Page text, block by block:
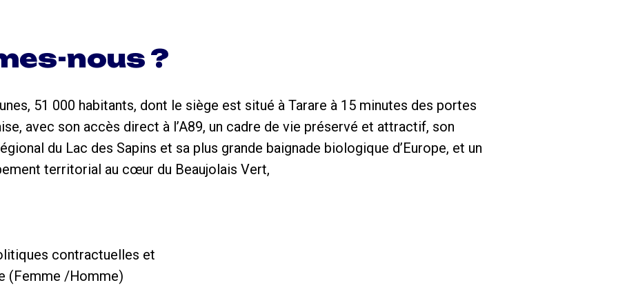
nous ?
51 000 habitants, dont le siège est situé à Tarare à 15 minutes des portes
avec son accès direct à l’A89, un cadre de vie préservé et attractif, son
du Lac des Sapins et sa plus grande baignade biologique d’Europe, et un
territorial au cœur du Beaujolais Vert,
contractuelles et
(Femme /Homme)